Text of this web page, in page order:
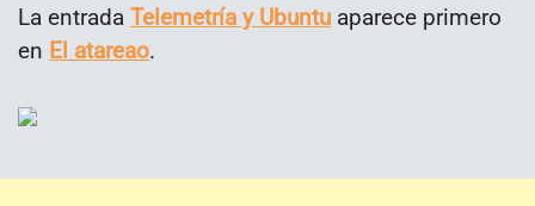
La entrada Telemetría y Ubuntu aparece primero
en El atareao.